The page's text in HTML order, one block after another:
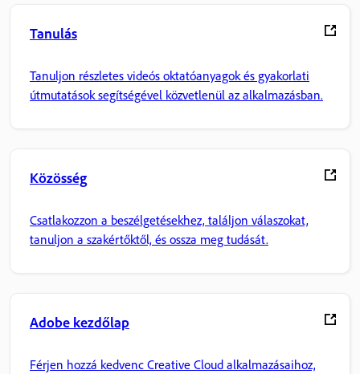
Tanulás
Tanuljon részletes videós oktatóanyagok és gyakorlati
útmutatások segítségével közvetlenül az alkalmazásban.
Közösség
Csatlakozzon a beszélgetésekhez, találjon válaszokat,
tanuljon a szakértőktől, és ossza meg tudását.
Adobe kezdőlap
Férjen hozzá kedvenc Creative Cloud alkalmazásaihoz,